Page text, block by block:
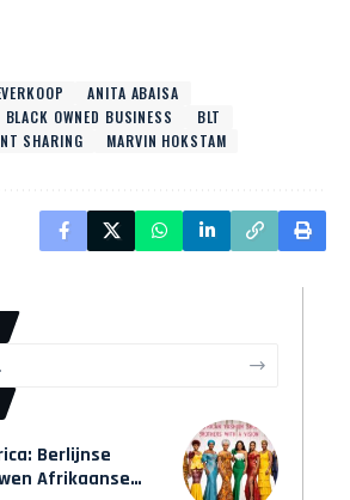
ANITA ABAISA
BLACK OWNED BUSINESS
BLT
SHARING MARVIN HOKSTAM
Berlijnse
Afrikaanse